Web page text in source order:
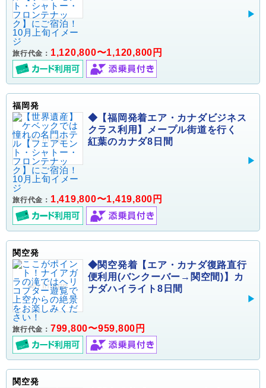
旅行代金： 1,120,800〜1,120,800円
福岡発
◆【福岡発着エア・カナダビジネス
クラス利用】メープル街道を行く
紅葉のカナダ8日間
旅行代金： 1,419,800〜1,419,800円
関空発
◆関空発着【エア・カナダ復路直行
便利用(バンクーバー→関空間)】カ
ナダハイライト8日間
旅行代金： 799,800〜959,800円
関空発